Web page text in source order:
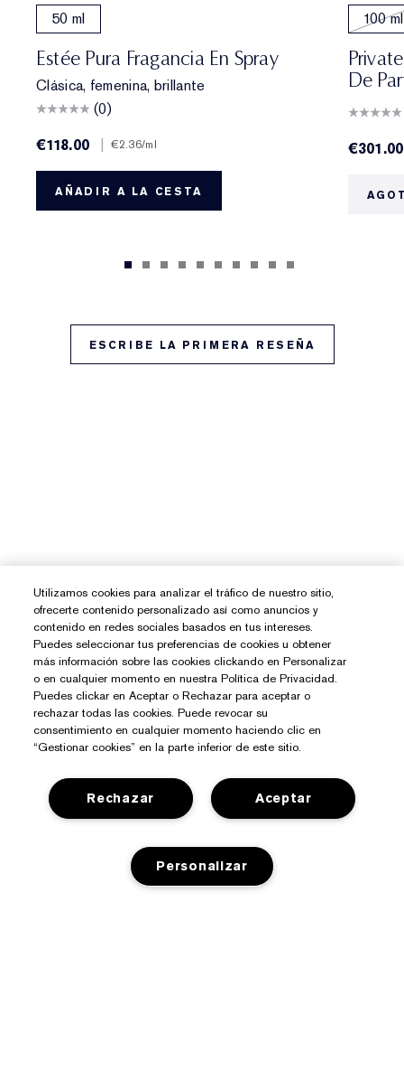
50 ml
Estée Pura Fragancia En Spray
Clásica, femenina, brillante
(0)
€118.00
| €2.36/ml
AÑADIR A LA CESTA
100 ml
De
€301.00
ESCRIBE LA PRIMERA RESEÑA
¿Necesitas Ayuda?
Utilizamos cookies para analizar el tráfico de nuestro sitio,
ofrecerte contenido personalizado así como anuncios y
contenido en redes sociales basados en tus intereses.
Puedes seleccionar tus preferencias de cookies u obtener
más información sobre las cookies clickando en Personalizar
o en cualquier momento en nuestra Política de Privacidad.
Puedes clickar en Aceptar o Rechazar para aceptar o
rechazar todas las cookies. Puede revocar su
consentimiento en cualquier momento haciendo clic en
“Gestionar cookies” en la parte inferior de este sitio.
Aceptar
Rechazar
Personalizar